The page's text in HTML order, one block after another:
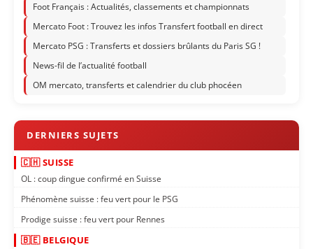
Foot Français : Actualités, classements et championnats
Mercato Foot : Trouvez les infos Transfert football en direct
Mercato PSG : Transferts et dossiers brûlants du Paris SG !
News-fil de l’actualité football
OM mercato, transferts et calendrier du club phocéen
🇨🇭 SUISSE
OL : coup dingue confirmé en Suisse
Phénomène suisse : feu vert pour le PSG
Prodige suisse : feu vert pour Rennes
🇧🇪 BELGIQUE